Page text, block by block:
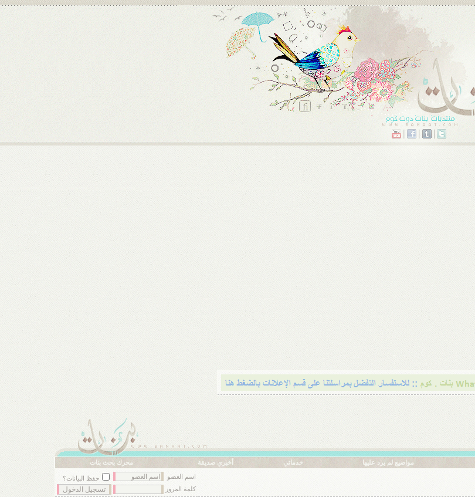
مواضيع لم يرد عليها خدماتي أخبري صديقة محرك بحث بنات
اسم العضو
حفظ البيانات؟
كلمة المرور